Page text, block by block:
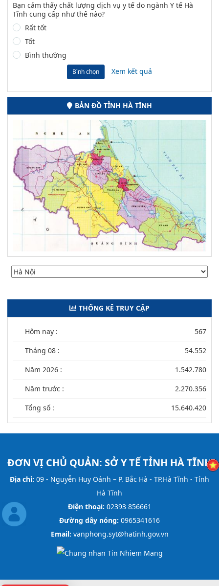
Bạn cảm thấy chất lượng dịch vụ y tế do ngành Y tế Hà
Tĩnh cung cấp như thế nào?
Rất tốt
Tốt
Bình thường
Bình chọn Xem kết quả
BẢN ĐỒ TỈNH HÀ TĨNH
THỐNG KÊ TRUY CẬP
Hôm nay : 567
Tháng 08 : 54.552
Năm 2026 : 1.542.780
Năm trước : 2.270.356
Tổng số : 15.640.420
ĐƠN VỊ CHỦ QUẢN: SỞ Y TẾ TỈNH HÀ TĨNH
Địa chỉ: 09 - Nguyễn Huy Oánh – P. Bắc Hà - TP.Hà Tĩnh - Tỉnh
Hà Tĩnh
Điện thoại: 02393 856661
Đường dây nóng: 0965341616
Email: vanphong.syt@hatinh.gov.vn